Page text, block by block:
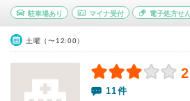
駐車場あり マイナ受付 電子処方せ
土曜（〜12:00）
11件